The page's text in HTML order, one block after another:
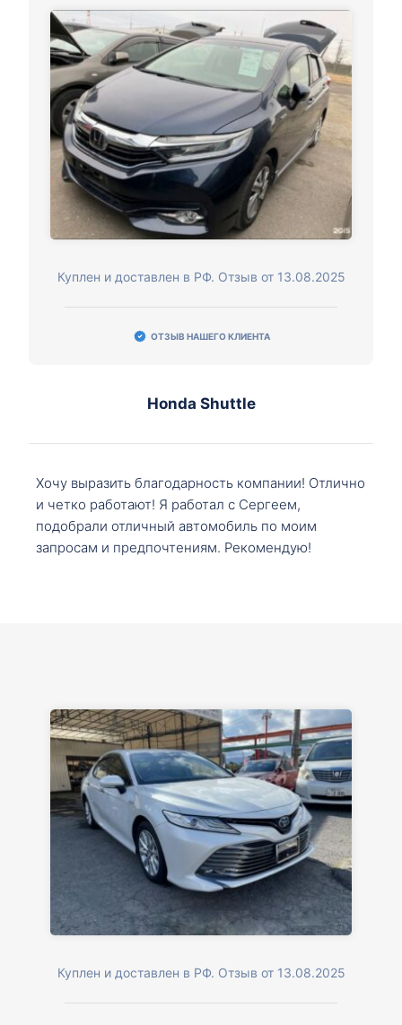
Куплен и доставлен в РФ. Отзыв от 13.08.2025
ОТЗЫВ НАШЕГО КЛИЕНТА
Honda Shuttle
Хочу выразить благодарность компании! Отлично
и четко работают! Я работал с Сергеем,
подобрали отличный автомобиль по моим
запросам и предпочтениям. Рекомендую!
Куплен и доставлен в РФ. Отзыв от 13.08.2025